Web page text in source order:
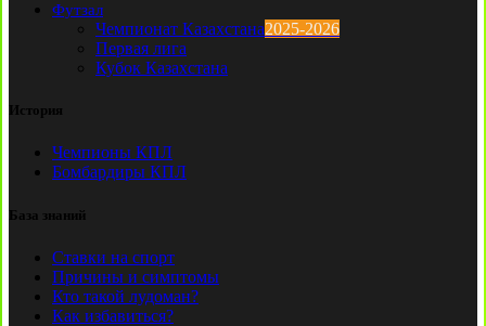
Футзал
Чемпионат Казахстана2025-2026
Первая лига
Кубок Казахстана
История
Чемпионы КПЛ
Бомбардиры КПЛ
База знаний
Ставки на спорт
Причины и симптомы
Кто такой лудоман?
Как избавиться?